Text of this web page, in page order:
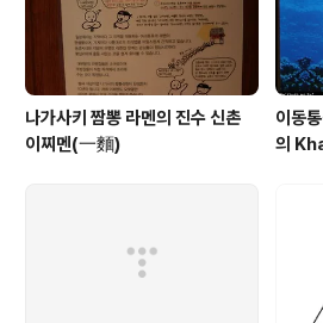
나가사키 짬뽕 라멘의 진수 신촌
이찌멘(一麵)
이동
의